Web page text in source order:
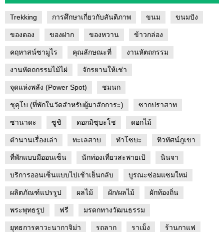
Trekking การศึกษาเกี่ยวกับสันติภาพ ขนม ขนมปัง
ของดอง ของฝาก ของหวาน ข้าวกล่อง
คฤหาสน์ซามูไร คุณลักษณะที่ งานหัตถกรรม
งานหัตถกรรมไม้ไผ่ จักรยานให้เช่า
จุดแห่งพลัง (Power Spot) ชมนก
ชุคุโบ (ที่พักในวัดสำหรับผู้มาสักการะ) ซากปราสาท
ซานาดะ ซูชิ ดอกมิซุบะโช ดอกไม้
ตำนานเรื่องเล่า ทะเลสาบ ทำโซบะ ทิวทัศน์ภูเขา
ที่พักแบบมีออนเซ็น นักท่องเที่ยวสะพายเป้ นินจา
บริการออนเซ็นแบบไปเช้าเย็นกลับ บูรณะซ่อมแซมใหม่
ผลิตภัณฑ์แปรรูป ผลไม้ ผัก/ผลไม้ ผักท้องถิ่น
พระพุทธรูป ฟรี มรดกทางวัฒนธรรม
ยุทธการคาวะนากาจิม่า รถลาก ราเม็ง ร้านกาแฟ